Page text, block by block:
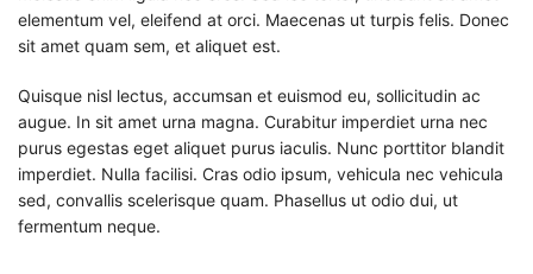
elementum vel, eleifend at orci. Maecenas ut turpis felis. Donec
sit amet quam sem, et aliquet est.
Quisque nisl lectus, accumsan et euismod eu, sollicitudin ac
augue. In sit amet urna magna. Curabitur imperdiet urna nec
purus egestas eget aliquet purus iaculis. Nunc porttitor blandit
imperdiet. Nulla facilisi. Cras odio ipsum, vehicula nec vehicula
sed, convallis scelerisque quam. Phasellus ut odio dui, ut
fermentum neque.